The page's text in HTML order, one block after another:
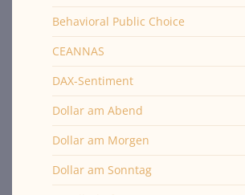
Behavioral Public Choice
CEANNAS
DAX-Sentiment
Dollar am Abend
Dollar am Morgen
Dollar am Sonntag